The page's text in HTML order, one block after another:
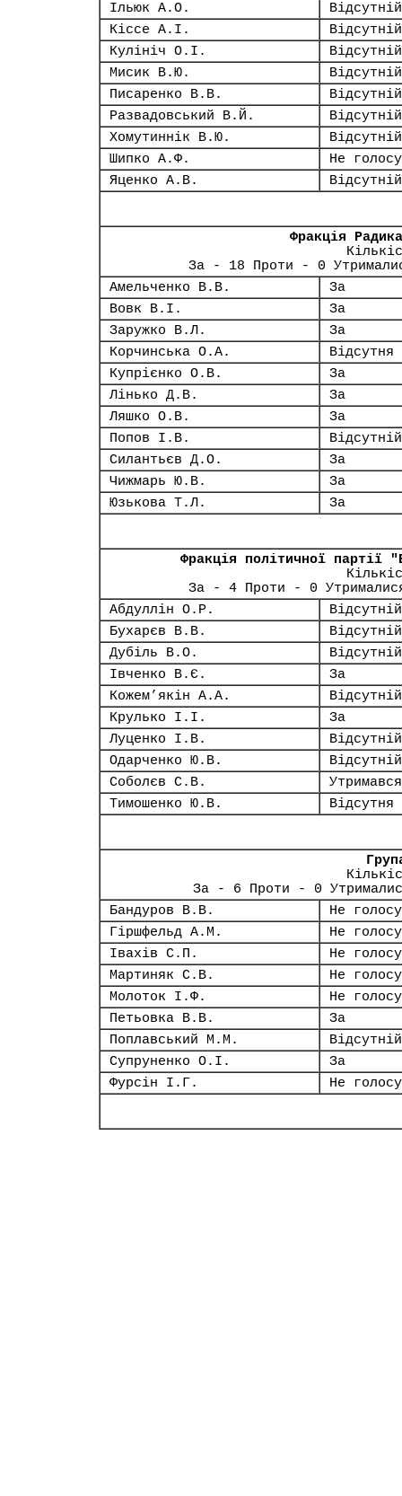
Ільюк А.О.
Відсутній
Кіссе А.І.
Відсутній
Кулініч О.І.
Відсутній
Мисик В.Ю.
Відсутній
Писаренко В.В.
Відсутній
Развадовський В.Й.
Відсутній
Хомутиннік В.Ю.
Відсутній
Шипко А.Ф.
Не
Яценко А.В.
Відсутній
Фракція
За - 18 Проти - 0
Амельченко В.В.
За
Вовк В.І.
За
Заружко В.Л.
За
Корчинська О.А.
Відсутня
Купрієнко О.В.
За
Лінько Д.В.
За
Ляшко О.В.
За
Попов І.В.
Відсутній
Силантьєв Д.О.
За
Чижмарь Ю.В.
За
Юзькова Т.Л.
За
Фракція політичної партії
За - 4 Проти - 0
Абдуллін О.Р.
Відсутній
Бухарєв В.В.
Відсутній
Дубіль В.О.
Відсутній
Івченко В.Є.
За
Кожем’якін А.А.
Відсутній
Крулько І.І.
За
Луценко І.В.
Відсутній
Одарченко Ю.В.
Відсутній
Соболєв С.В.
Утримався
Тимошенко Ю.В.
Відсутня
За - 6 Проти - 0
Бандуров В.В.
Не
Гіршфельд А.М.
Не
Івахів С.П.
Не
Мартиняк С.В.
Не
Молоток І.Ф.
Не
Петьовка В.В.
За
Поплавський М.М.
Відсутній
Супруненко О.І.
За
Фурсін І.Г.
Не